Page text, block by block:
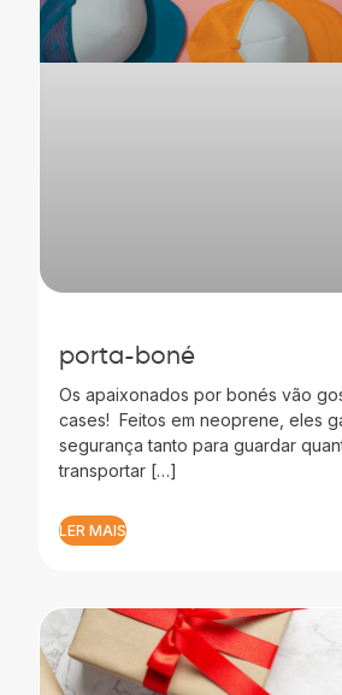
porta-boné
Os apaixonados por bonés vão
cases! Feitos em neoprene, eles
segurança tanto para guardar
transportar […]
LER MAIS